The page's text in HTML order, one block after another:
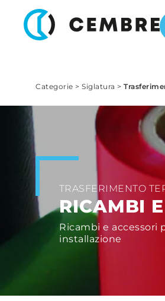
PRODOTTI
Categorie > Siglatura >
TRASFERIMENTO
RICAMBI
Ricambi e accessori
installazione